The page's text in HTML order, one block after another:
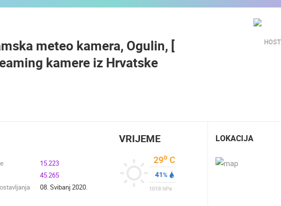
HD - OKRETNE KAMERE GRADILIŠTA SKIJANJE I SNIJEG
SVJETSKA BAŠTINA SPORT
meteo kamera, Ogulin, [
kamere iz Hrvatske
15.223
45.265
08. Svibanj 2020.
VRIJEME
29o C
41%
1018 hPa
LOKACIJA